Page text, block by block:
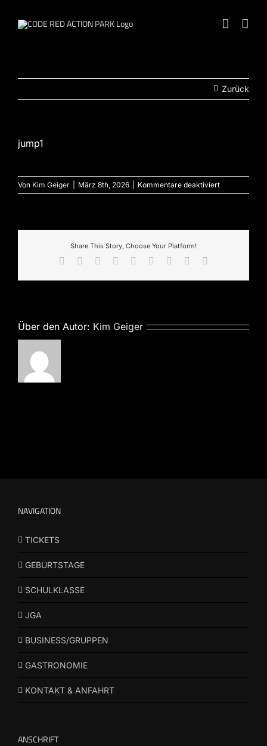
Inhalt
springen
Zurück
jump1
Von Kim Geiger März 8th, 2026 Kommentare deaktiviertfür
jump1
Share This Story, Choose Your Platform!
Facebook Reddit LinkedInWhatsApp
TumblrPinterest
Über den Autor: Kim Geiger
NAVIGATION
TICKETS
GEBURTSTAGE
SCHULKLASSE
JGA
BUSINESS/GRUPPEN
GASTRONOMIE
KONTAKT & ANFAHRT
ANSCHRIFT